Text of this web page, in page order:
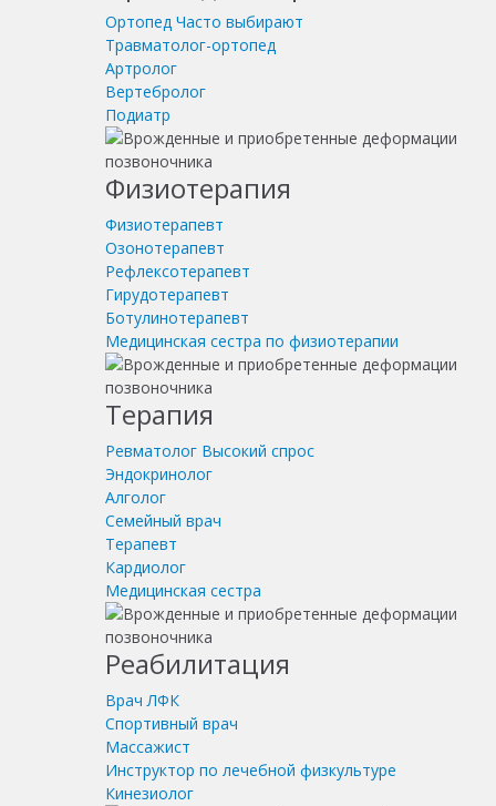
Ортопед Часто выбирают
Травматолог-ортопед
Артролог
Вертебролог
Подиатр
Физиотерапия
Физиотерапевт
Озонотерапевт
Рефлексотерапевт
Гирудотерапевт
Ботулинотерапевт
Медицинская сестра по физиотерапии
Терапия
Ревматолог Высокий спрос
Эндокринолог
Алголог
Семейный врач
Терапевт
Кардиолог
Медицинская сестра
Реабилитация
Врач ЛФК
Спортивный врач
Массажист
Инструктор по лечебной физкультуре
Кинезиолог